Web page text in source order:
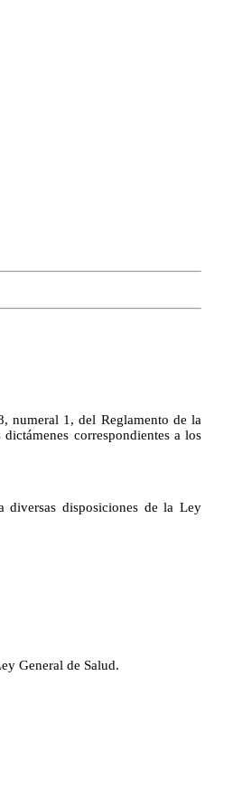
numeral 1, del Reglamento de la
correspondientes a los
diversas disposiciones de la Ley
General de Salud.